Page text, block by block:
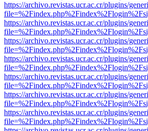
https://archivo.revistas.ucr.ac.cr/plugins/
https://archivo.revistas.ucr.ac.cr/plugins/
https://archivo.revistas.ucr.ac.cr/plugins/
https://archivo.revistas.ucr.ac.cr/plugins/
https://archivo.revistas.ucr.ac.cr/plugins/
https://archivo.revistas.ucr.ac.cr/plugins/
https://archivo.revistas.ucr.ac.cr/plugins/